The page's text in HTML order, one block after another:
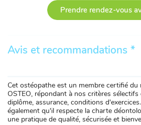
Prendre rendez-vous
Avis et recommandations *
Cet ostéopathe est un membre certifié du
OSTEO, répondant à nos critères
diplôme, assurance, conditions
également qu'il respecte la charte
une pratique de qualité, sécurisée et